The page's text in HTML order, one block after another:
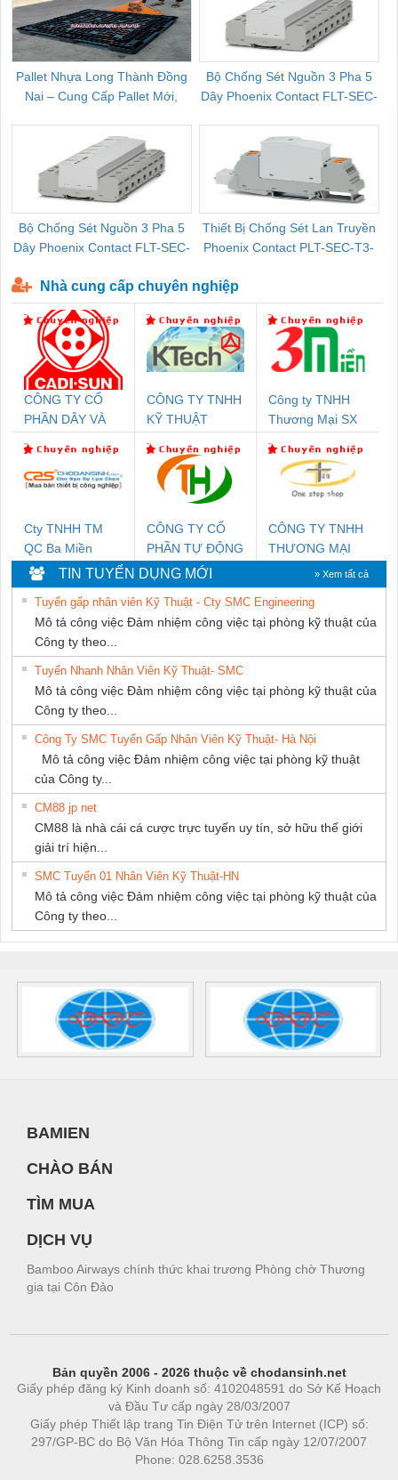
Pallet Nhựa Long Thành Đồng
Nai – Cung Cấp Pallet Mới,
Bộ Chống Sét Nguồn 3 Pha 5
Dây Phoenix Contact FLT-SEC-
Bộ Chống Sét Nguồn 3 Pha 5
Dây Phoenix Contact FLT-SEC-
Thiết Bị Chống Sét Lan Truyền
Phoenix Contact PLT-SEC-T3-
Nhà cung cấp chuyên nghiệp
CÔNG TY CỔ
PHẦN DÂY VÀ
THƯỢNG ĐÌNH
CÔNG TY TNHH
KỸ THUẬT
NAM
Công ty TNHH
Thương Mại SX
Cty TNHH TM
QC Ba Miền
CÔNG TY CỔ
PHẦN TỰ ĐỘNG
TIẾN HƯNG
CÔNG TY TNHH
THƯƠNG MẠI
THIÊN ÂN VIỆT
NAM
TIN TUYỂN DỤNG MỚI » Xem tất cả
Tuyển gấp nhân viên Kỹ Thuật - Cty SMC Engineering
Mô tả công việc Đảm nhiệm công việc tại phòng kỹ thuật của
Công ty theo...
Tuyển Nhanh Nhân Viên Kỹ Thuật- SMC
Mô tả công việc Đảm nhiệm công việc tại phòng kỹ thuật của
Công ty theo...
Công Ty SMC Tuyển Gấp Nhân Viên Kỹ Thuật- Hà Nội
Mô tả công việc Đảm nhiệm công việc tại phòng kỹ thuật
của Công ty...
CM88 jp net
CM88 là nhà cái cá cược trực tuyến uy tín, sở hữu thế giới
giải trí hiện...
SMC Tuyển 01 Nhân Viên Kỹ Thuật-HN
Mô tả công việc Đảm nhiệm công việc tại phòng kỹ thuật của
Công ty theo...
BAMIEN
CHÀO BÁN
TÌM MUA
DỊCH VỤ
Bamboo Airways chính thức khai trương Phòng chờ Thương
gia tại Côn Đảo
Bản quyền 2006 - 2026 thuộc về chodansinh.net
Giấy phép đăng ký Kinh doanh số: 4102048591 do Sở Kế Hoạch
và Đầu Tư cấp ngày 28/03/2007
Giấy phép Thiết lập trang Tin Điện Tử trên Internet (ICP) số:
297/GP-BC do Bộ Văn Hóa Thông Tin cấp ngày 12/07/2007
Phone: 028.6258.3536